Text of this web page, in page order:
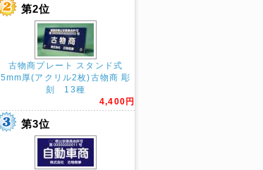
第2位
古物商プレート スタンド式
5mm厚(アクリル2枚)古物商 彫
刻 13種
4,400円
第3位